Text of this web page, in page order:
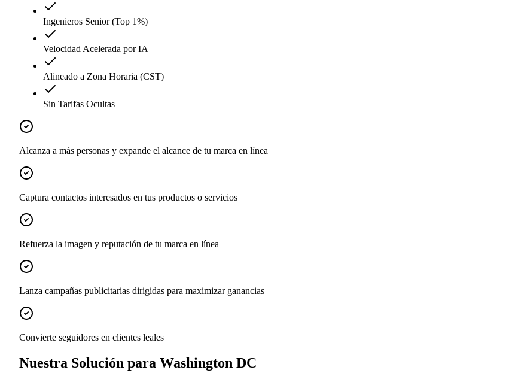
Ingenieros Senior (Top 1%)
Velocidad Acelerada por IA
Alineado a Zona Horaria (CST)
Sin Tarifas Ocultas
Alcanza a más personas y expande el alcance de tu marca en línea
Captura contactos interesados en tus productos o servicios
Refuerza la imagen y reputación de tu marca en línea
Lanza campañas publicitarias dirigidas para maximizar ganancias
Convierte seguidores en clientes leales
Nuestra Solución para Washington DC